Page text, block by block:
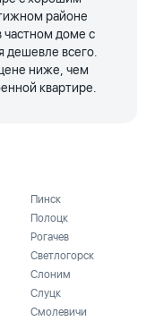
районе
частном доме с
дешевле всего.
ниже, чем
квартире.
Пинск
Полоцк
Рогачев
Светлогорск
Слоним
Слуцк
Смолевичи